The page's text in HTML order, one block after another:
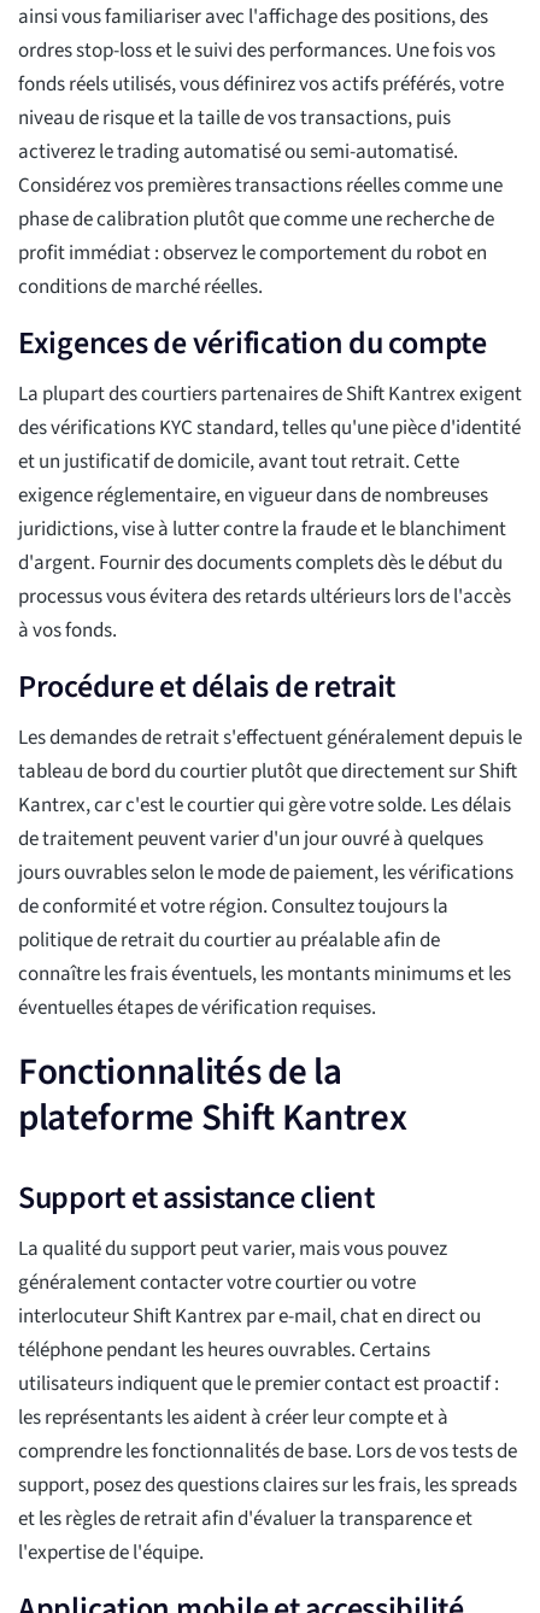
ainsi vous familiariser avec l'affichage des positions, des
ordres stop-loss et le suivi des performances. Une fois vos
fonds réels utilisés, vous définirez vos actifs préférés, votre
niveau de risque et la taille de vos transactions, puis
activerez le trading automatisé ou semi-automatisé.
Considérez vos premières transactions réelles comme une
phase de calibration plutôt que comme une recherche de
profit immédiat : observez le comportement du robot en
conditions de marché réelles.
Exigences de vérification du compte
La plupart des courtiers partenaires de Shift Kantrex exigent
des vérifications KYC standard, telles qu'une pièce d'identité
et un justificatif de domicile, avant tout retrait. Cette
exigence réglementaire, en vigueur dans de nombreuses
juridictions, vise à lutter contre la fraude et le blanchiment
d'argent. Fournir des documents complets dès le début du
processus vous évitera des retards ultérieurs lors de l'accès
à vos fonds.
Procédure et délais de retrait
Les demandes de retrait s'effectuent généralement depuis le
tableau de bord du courtier plutôt que directement sur Shift
Kantrex, car c'est le courtier qui gère votre solde. Les délais
de traitement peuvent varier d'un jour ouvré à quelques
jours ouvrables selon le mode de paiement, les vérifications
de conformité et votre région. Consultez toujours la
politique de retrait du courtier au préalable afin de
connaître les frais éventuels, les montants minimums et les
éventuelles étapes de vérification requises.
Fonctionnalités de la
plateforme Shift Kantrex
Support et assistance client
La qualité du support peut varier, mais vous pouvez
généralement contacter votre courtier ou votre
interlocuteur Shift Kantrex par e-mail, chat en direct ou
téléphone pendant les heures ouvrables. Certains
utilisateurs indiquent que le premier contact est proactif :
les représentants les aident à créer leur compte et à
comprendre les fonctionnalités de base. Lors de vos tests de
support, posez des questions claires sur les frais, les spreads
et les règles de retrait afin d'évaluer la transparence et
l'expertise de l'équipe.